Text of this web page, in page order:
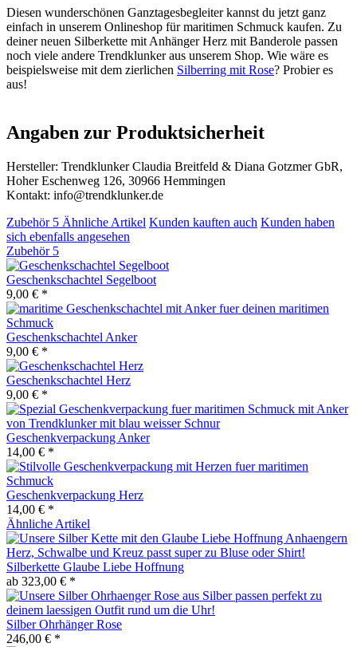
Diesen wunderschönen Ganztagesbegleiter kannst du jetzt ganz
einfach in unserem Onlineshop für maritimen Schmuck kaufen. Zu
deiner neuen Silberkette mit Anhänger Herz mit Banderole passen
noch viele andere Trendklunker aus unserem Shop. Wie wäre es
beispielsweise mit dem zierlichen Silberring mit Rose? Probier es
aus!
Angaben zur Produktsicherheit
Hersteller: Trendklunker Claudia Breitfeld & Diana Gotzmer GbR,
Hoher Eschenweg 126, 30966 Hemmingen
Kontakt: info@trendklunker.de
Zubehör 5 Ähnliche Artikel Kunden kauften auch Kunden haben
sich ebenfalls angesehen
Zubehör 5
Geschenkschachtel Segelboot
9,00 € *
Geschenkschachtel Anker
9,00 € *
Geschenkschachtel Herz
9,00 € *
Geschenkverpackung Anker
14,00 € *
Geschenkverpackung Herz
14,00 € *
Ähnliche Artikel
Silberkette Glaube Liebe Hoffnung
ab 323,00 € *
Silber Ohrhänger Rose
246,00 € *